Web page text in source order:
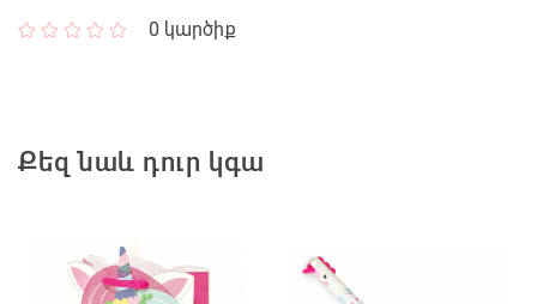
0 կարծիք
Քեզ նաև դուր կգա